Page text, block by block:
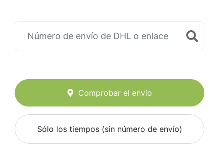
Comprobar el envío
Sólo los tiempos (sin número de envío)